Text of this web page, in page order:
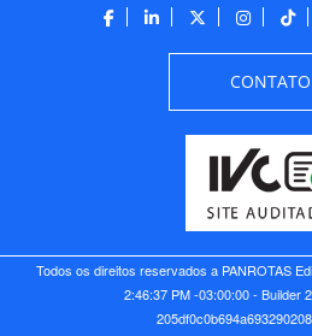
CONTATO
Todos os direitos reservados a PANROTAS
2:46:37 PM -03:00:00 - Builder